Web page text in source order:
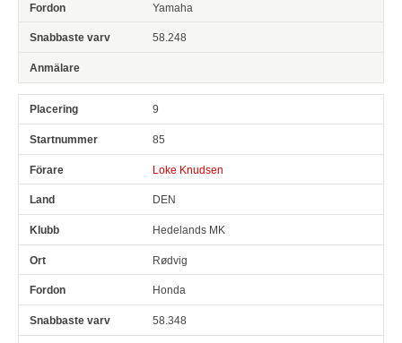
Yamaha
58.248
9
85
Loke Knudsen
DEN
Hedelands MK
Rødvig
Honda
58.348